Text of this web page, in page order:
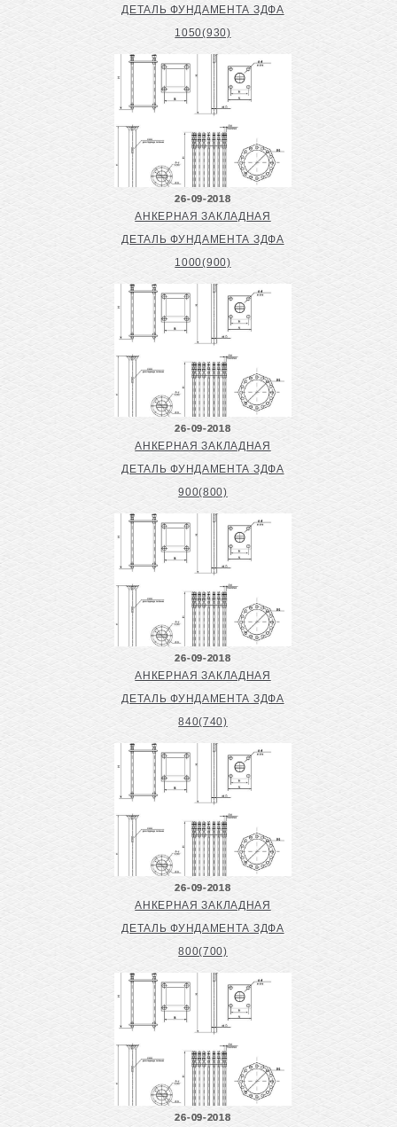
ДЕТАЛЬ ФУНДАМЕНТА ЗДФА
1050(930)
26-09-2018
АНКЕРНАЯ ЗАКЛАДНАЯ
ДЕТАЛЬ ФУНДАМЕНТА ЗДФА
1000(900)
26-09-2018
АНКЕРНАЯ ЗАКЛАДНАЯ
ДЕТАЛЬ ФУНДАМЕНТА ЗДФА
900(800)
26-09-2018
АНКЕРНАЯ ЗАКЛАДНАЯ
ДЕТАЛЬ ФУНДАМЕНТА ЗДФА
840(740)
26-09-2018
АНКЕРНАЯ ЗАКЛАДНАЯ
ДЕТАЛЬ ФУНДАМЕНТА ЗДФА
800(700)
26-09-2018